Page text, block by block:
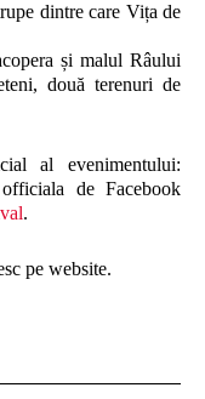
dintre care Vița de
și malul Râului
două terenuri de
al evenimentului:
de Facebook
.
pe website.